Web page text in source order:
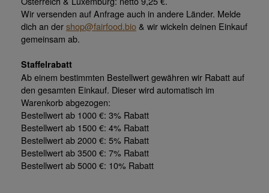
Wir versenden auf Anfrage auch in andere Länder. Melde
dich an dershop@fairfood.bio& wir wickeln deinen Einkauf
gemeinsam ab.
Staffelrabatt
Ab einem bestimmten Bestellwert gewähren wir Rabatt auf
den gesamten Einkauf. Dieser wird automatisch im
Warenkorb abgezogen:
Bestellwert ab 1000 €: 3% Rabatt
Bestellwert ab 1500 €: 4% Rabatt
Bestellwert ab 2000 €: 5% Rabatt
Bestellwert ab 3500 €: 7% Rabatt
Bestellwert ab 5000 €: 10% Rabatt